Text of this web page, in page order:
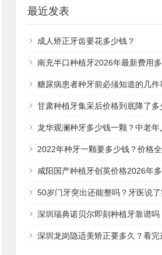
最近发表
成人矫正牙齿要花多少钱？
南充半口种植牙2026年最新费用
糖尿病患者种牙前必须知道的几件
甘肃种植牙集采后价格到底降了多
龙华观澜种牙多少钱一颗？中老年人种牙价
2022年种牙一颗要多少钱？价格
咸阳国产种植牙创英价格2026年多少
50岁门牙突出还能整吗？牙医说
深圳瑞典诺贝尔即刻种植牙靠谱吗？多少
深圳龙岗隐适美矫正要多久？看完这篇